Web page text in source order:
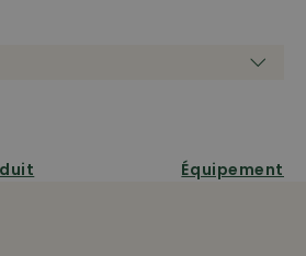
Équipement